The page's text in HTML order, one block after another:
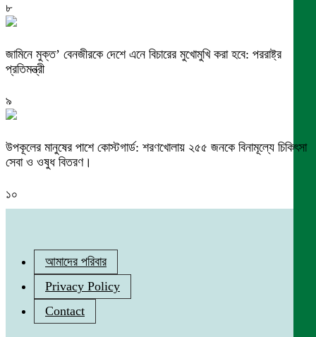
৮
জামিনে মুক্ত’ বেনজীরকে দেশে এনে বিচারের মুখোমুখি করা হবে: পররাষ্ট্র
প্রতিমন্ত্রী
৯
উপকূলের মানুষের পাশে কোস্টগার্ড: শরণখোলায় ২৫৫ জনকে বিনামূল্যে চিকিৎসা
সেবা ও ওষুধ বিতরণ।
১০
আমাদের পরিবার
Privacy Policy
Contact